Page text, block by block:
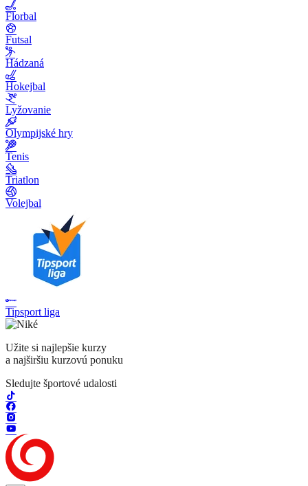
Florbal
Futsal
Hádzaná
Hokejbal
Lyžovanie
Olympijské hry
Tenis
Triatlon
Volejbal
Tipsport liga
Užite si najlepšie kurzy
a najširšiu kurzovú ponuku
Sledujte športové udalosti